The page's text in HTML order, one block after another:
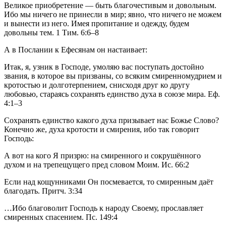
Великое приобретение — быть благочестивым и довольным.
Ибо мы ничего не принесли в мир; явно, что ничего не можем
и вынести из него. Имея пропитание и одежду, будем
довольны тем. 1 Тим. 6:6–8
А в Послании к Ефесянам он настаивает:
Итак, я, узник в Господе, умоляю вас поступать достойно
звания, в которое вы призваны, со всяким смиренномудрием и
кротостью и долготерпением, снисходя друг ко другу
любовью, стараясь сохранять единство духа в союзе мира. Еф.
4:1–3
Сохранять единство какого духа призывает нас Божье Слово?
Конечно же, духа кротости и смирения, ибо так говорит
Господь:
А вот на кого Я призрю: на смиренного и сокрушённого
духом и на трепещущего пред словом Моим. Ис. 66:2
Если над кощунниками Он посмевается, то смиренным даёт
благодать. Притч. 3:34
…Ибо благоволит Господь к народу Своему, прославляет
смиренных спасением. Пс. 149:4